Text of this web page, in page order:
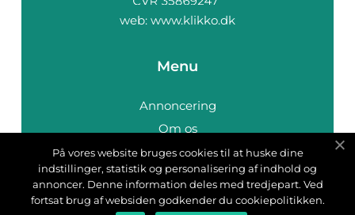
web: www.klikko.dk
Menu
Annoncering
Om os
Cookies
Kontakt os
Sitemap
På vores website bruges cookies til at huske dine
indstillinger, statistik og personalisering af indhold og
annoncer. Denne information deles med tredjepart. Ved
fortsat brug af websiden godkender du cookiepolitikken.